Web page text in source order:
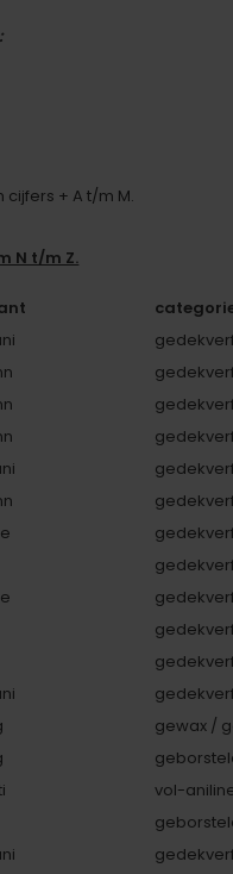
+ A t/m M.
N t/m Z.
gewax /
vol-